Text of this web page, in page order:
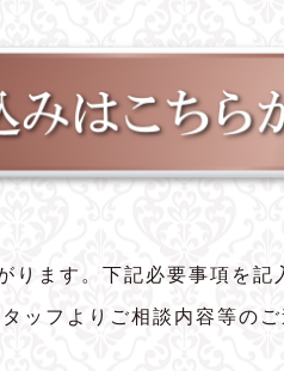
ます。下記必要事項を記
ッフよりご相談内容等の